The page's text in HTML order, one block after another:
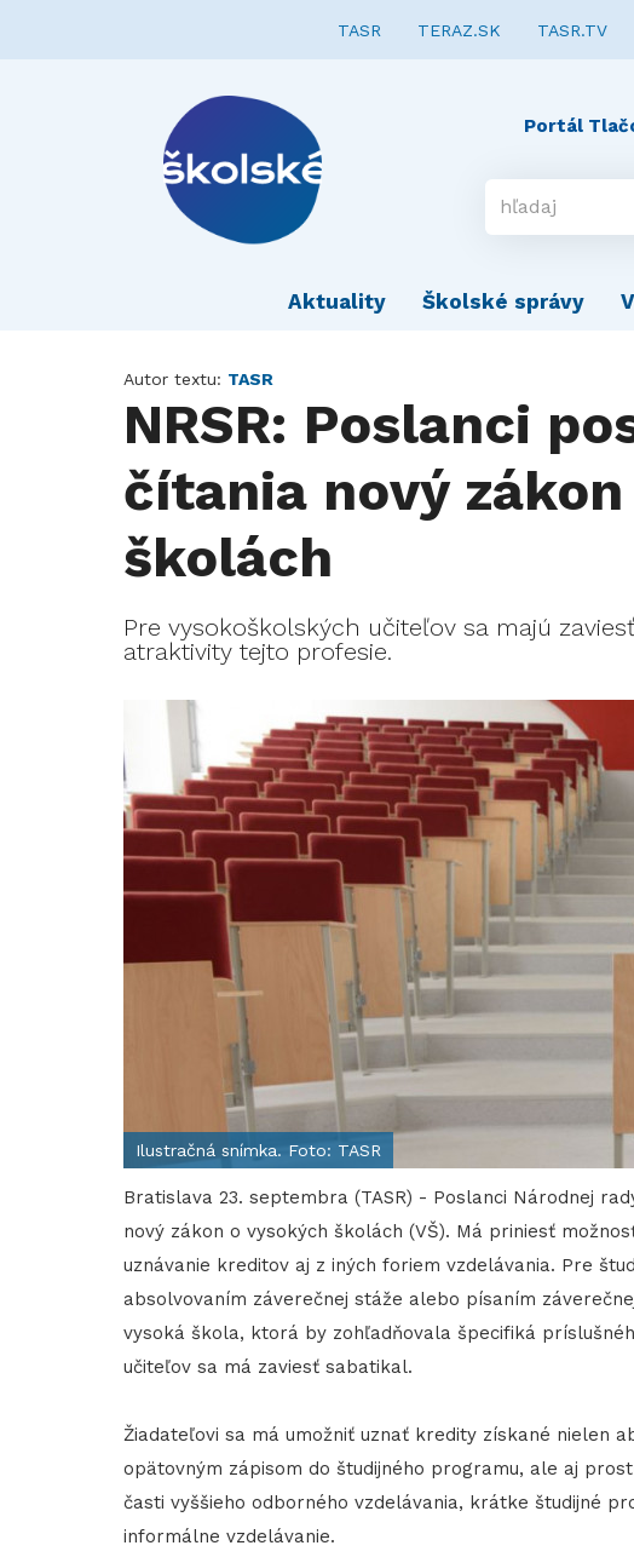
TASR TERAZ.SK TASR.TV
Portál
Aktuality Školské správy
Autor textu: TASR
NRSR: Poslanci
čítania nový
školách
Pre vysokoškolských učiteľov sa majú
atraktivity tejto profesie.
Ilustračná snímka. Foto: TASR
Bratislava 23. septembra (TASR) - Poslanci Národnej
nový zákon o vysokých školách (VŠ). Má priniesť
uznávanie kreditov aj z iných foriem vzdelávania. Pre
absolvovaním záverečnej stáže alebo písaním
vysoká škola, ktorá by zohľadňovala špecifiká
učiteľov sa má zaviesť sabatikal.
Žiadateľovi sa má umožniť uznať kredity získané nielen
opätovným zápisom do študijného programu, ale aj
časti vyššieho odborného vzdelávania, krátke študijné
informálne vzdelávanie.